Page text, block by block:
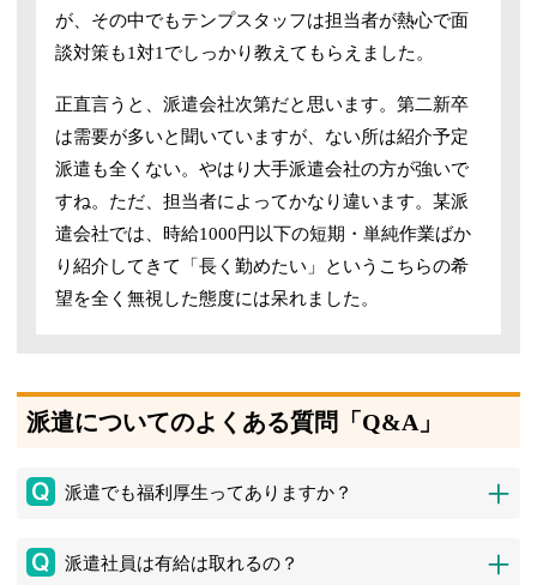
が、その中でもテンプスタッフは担当者が熱心で面
談対策も1対1でしっかり教えてもらえました。
正直言うと、派遣会社次第だと思います。第二新卒
は需要が多いと聞いていますが、ない所は紹介予定
派遣も全くない。やはり大手派遣会社の方が強いで
すね。ただ、担当者によってかなり違います。某派
遣会社では、時給1000円以下の短期・単純作業ばか
り紹介してきて「長く勤めたい」というこちらの希
望を全く無視した態度には呆れました。
派遣についてのよくある質問「Q&A」
派遣でも福利厚生ってありますか？
派遣社員は有給は取れるの？